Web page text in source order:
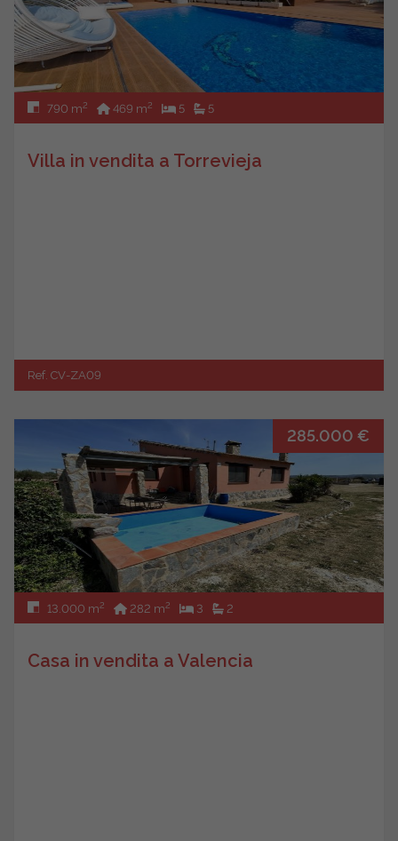
790 m2 469 m2 5 5
Villa in vendita a Torrevieja
Ref. CV-ZA09
285.000 €
13.000 m2 282 m2 3 2
Casa in vendita a Valencia